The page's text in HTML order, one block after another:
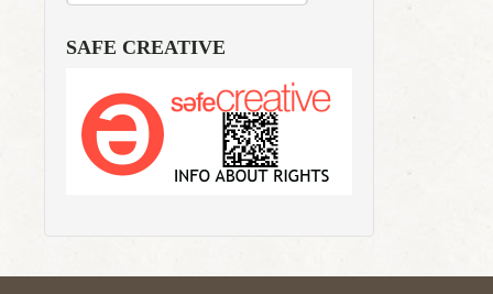
SAFE CREATIVE